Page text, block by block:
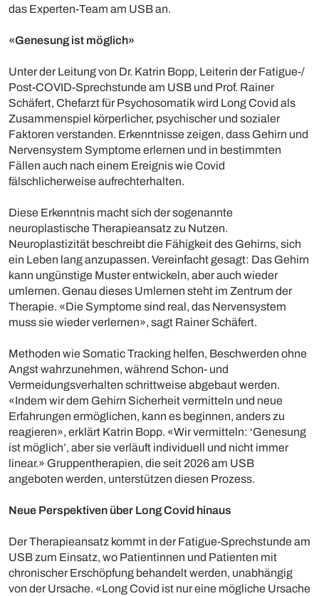
das Experten-Team am USB an.
«Genesung ist möglich»
Unter der Leitung von Dr. Katrin Bopp, Leiterin der Fatigue-/
Post-COVID-Sprechstunde am USB und Prof. Rainer
Schäfert, Chefarzt für Psychosomatik wird Long Covid als
Zusammenspiel körperlicher, psychischer und sozialer
Faktoren verstanden. Erkenntnisse zeigen, dass Gehirn und
Nervensystem Symptome erlernen und in bestimmten
Fällen auch nach einem Ereignis wie Covid
fälschlicherweise aufrechterhalten.
Diese Erkenntnis macht sich der sogenannte
neuroplastische Therapieansatz zu Nutzen.
Neuroplastizität beschreibt die Fähigkeit des Gehirns, sich
ein Leben lang anzupassen. Vereinfacht gesagt: Das Gehirn
kann ungünstige Muster entwickeln, aber auch wieder
umlernen. Genau dieses Umlernen steht im Zentrum der
Therapie. «Die Symptome sind real, das Nervensystem
muss sie wieder verlernen», sagt Rainer Schäfert.
Methoden wie Somatic Tracking helfen, Beschwerden ohne
Angst wahrzunehmen, während Schon- und
Vermeidungsverhalten schrittweise abgebaut werden.
«Indem wir dem Gehirn Sicherheit vermitteln und neue
Erfahrungen ermöglichen, kann es beginnen, anders zu
reagieren», erklärt Katrin Bopp. «Wir vermitteln: ‘Genesung
ist möglich’, aber sie verläuft individuell und nicht immer
linear.» Gruppentherapien, die seit 2026 am USB
angeboten werden, unterstützen diesen Prozess.
Neue Perspektiven über Long Covid hinaus
Der Therapieansatz kommt in der Fatigue-Sprechstunde am
USB zum Einsatz, wo Patientinnen und Patienten mit
chronischer Erschöpfung behandelt werden, unabhängig
von der Ursache. «Long Covid ist nur eine mögliche Ursache